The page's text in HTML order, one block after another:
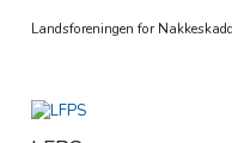
Landsforeningen for